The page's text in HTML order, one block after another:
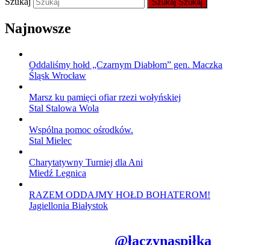
Szukaj Szukaj
Najnowsze
Oddaliśmy hołd „Czarnym Diabłom” gen. Maczka
Śląsk Wrocław
Marsz ku pamięci ofiar rzezi wołyńskiej
Stal Stalowa Wola
Wspólna pomoc ośrodków.
Stal Mielec
Charytatywny Turniej dla Ani
Miedź Legnica
RAZEM ODDAJMY HOŁD BOHATEROM!
Jagiellonia Białystok
@łączynaspiłka